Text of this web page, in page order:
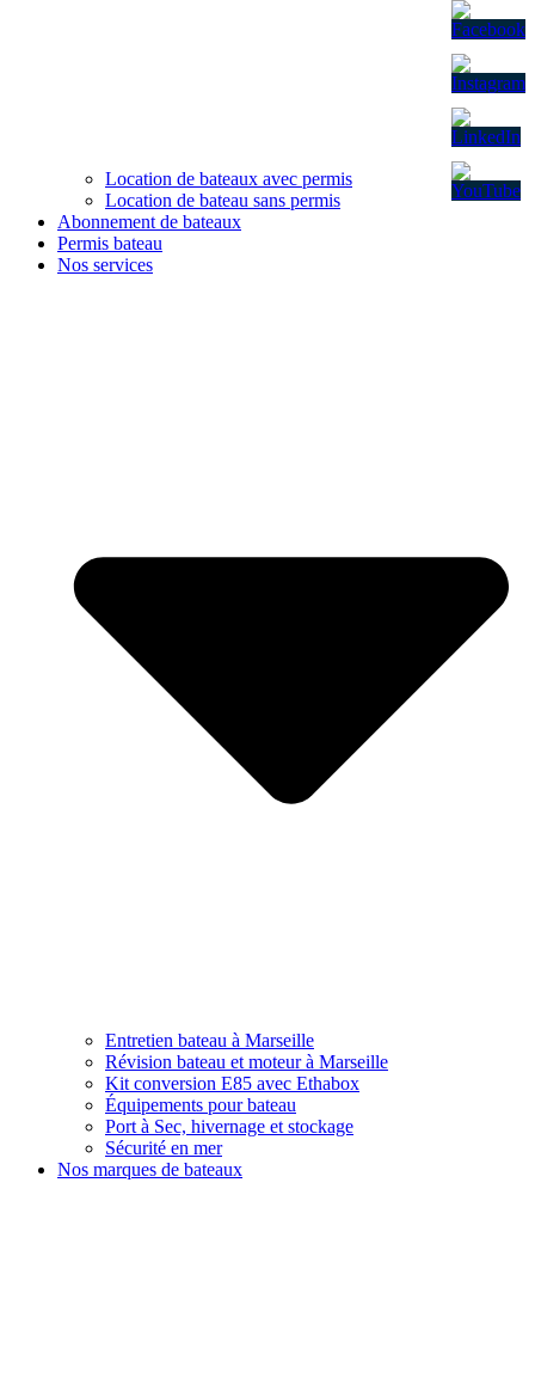
Location de bateaux avec permis
Location de bateau sans permis
Abonnement de bateaux
Permis bateau
Nos services
Entretien bateau à Marseille
Révision bateau et moteur à Marseille
Kit conversion E85 avec Ethabox
Équipements pour bateau
Port à Sec, hivernage et stockage
Sécurité en mer
Nos marques de bateaux